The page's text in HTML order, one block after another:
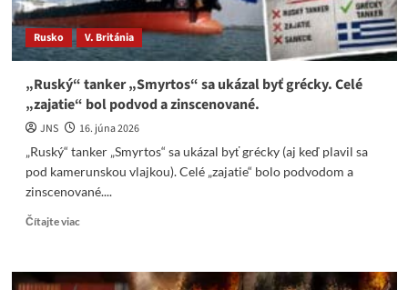
Rusko V. Británia
„Ruský“ tanker „Smyrtos“ sa ukázal byť grécky. Celé
„zajatie“ bol podvod a zinscenované.
JNS
16. júna 2026
„Ruský“ tanker „Smyrtos“ sa ukázal byť grécky (aj keď plavil sa
pod kamerunskou vlajkou). Celé „zajatie“ bolo podvodom a
zinscenované....
Čítajte viacRead
„Ruský“